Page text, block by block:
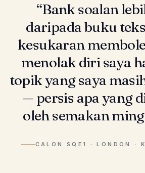
“Bank soalan
daripada buku
kesukaran
menolak diri saya
topik yang saya
— persis apa yang
oleh semakan
CALON SQE1 ·LONDON ·